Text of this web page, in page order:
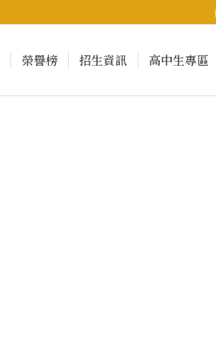
榮譽榜 招生資訊 高中生專區